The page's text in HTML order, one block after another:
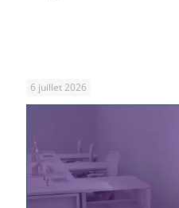
6 juillet 2026